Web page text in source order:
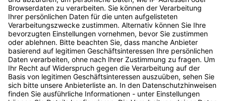
Warum sollte ich teilnehmen?
An wen richtet sich das Event?